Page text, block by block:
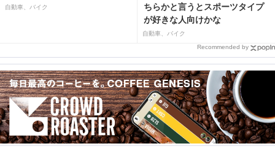
自動車、バイク
ちらかと言うとスポーツタイプ
が好きな人向けかな
自動車、バイク
Recommended by